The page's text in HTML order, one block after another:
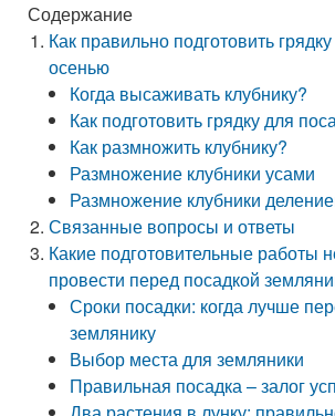
Содержание
Как правильно подготовить
осенью
Когда высаживать клубнику?
Как подготовить грядку для
Как размножить клубнику?
Размножение клубники усами
Размножение клубники
Связанные вопросы и ответы
Какие подготовительные работы
провести перед посадкой
Сроки посадки: когда лучше
землянику
Выбор места для земляники
Правильная посадка – залог